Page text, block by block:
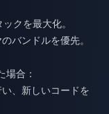
クを最大化。
バンドルを優先。
場合：
、新しいコードを